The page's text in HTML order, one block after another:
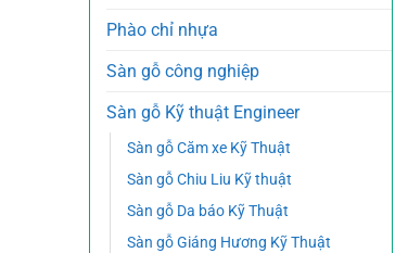
Phào chỉ nhựa
Sàn gỗ công nghiệp
Sàn gỗ Kỹ thuật Engineer
Sàn gỗ Căm xe Kỹ Thuật
Sàn gỗ Chiu Liu Kỹ thuật
Sàn gỗ Da báo Kỹ Thuật
Sàn gỗ Giáng Hương Kỹ Thuật